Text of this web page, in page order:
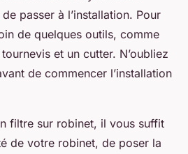
passer à l’installation. Pour
de quelques outils, comme
et un cutter. N’oubliez
de commencer l’installation
filtre sur robinet, il vous suffit
de votre robinet, de poser la